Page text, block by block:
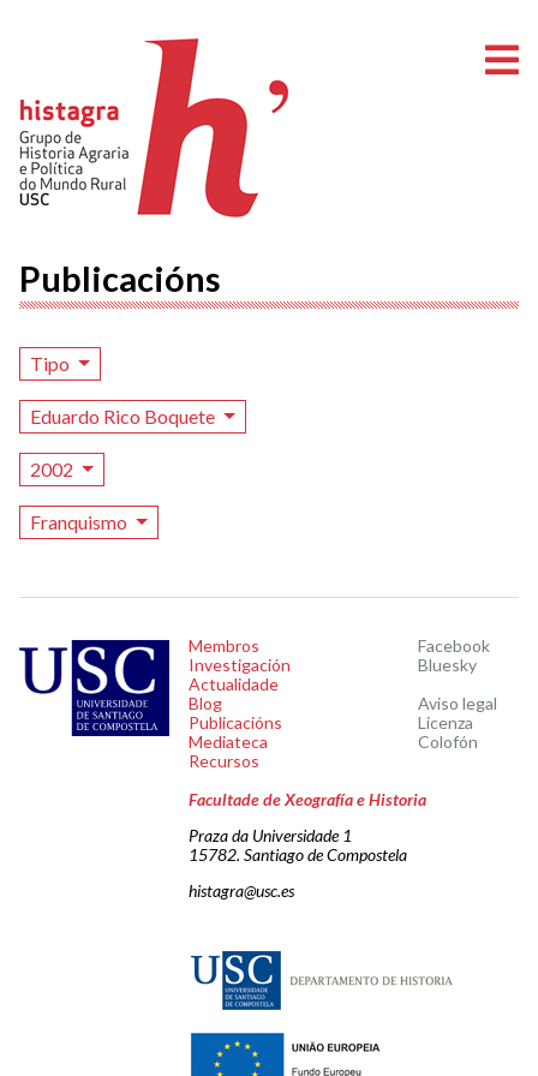
Publicacións
Tipo
Eduardo Rico Boquete
2002
Franquismo
Membros
Investigación
Actualidade
Blog
Publicacións
Mediateca
Recursos
Facebook
Bluesky
Aviso legal
Licenza
Colofón
Facultade de Xeografía e Historia
Praza da Universidade 1
15782. Santiago de Compostela
histagra@usc.es